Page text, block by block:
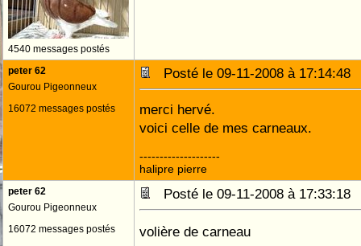
4540 messages postés
peter 62
Gourou Pigeonneux
16072 messages postés
Posté le 09-11-2008 à
merci hervé.
voici celle de mes carneaux.
--------------------
halipre pierre
peter 62
Gourou Pigeonneux
16072 messages postés
Posté le 09-11-2008 à
volière de carneau